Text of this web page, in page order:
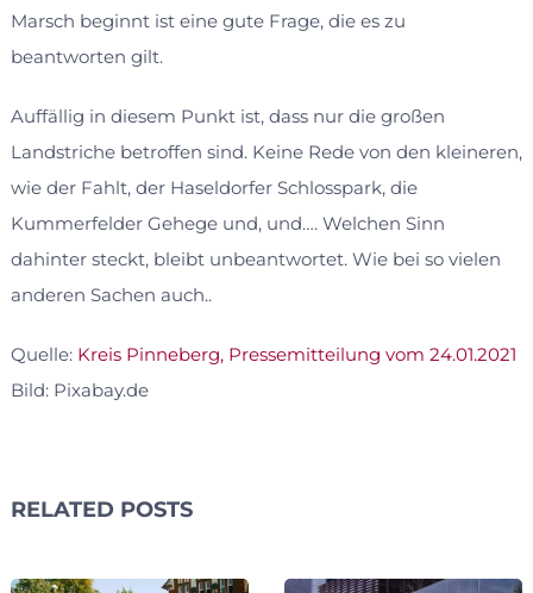
Marsch beginnt ist eine gute Frage, die es zu
beantworten gilt.
Auffällig in diesem Punkt ist, dass nur die großen
Landstriche betroffen sind. Keine Rede von den kleineren,
wie der Fahlt, der Haseldorfer Schlosspark, die
Kummerfelder Gehege und, und…. Welchen Sinn
dahinter steckt, bleibt unbeantwortet. Wie bei so vielen
anderen Sachen auch..
Quelle: Kreis Pinneberg, Pressemitteilung vom 24.01.2021
Bild: Pixabay.de
RELATED POSTS